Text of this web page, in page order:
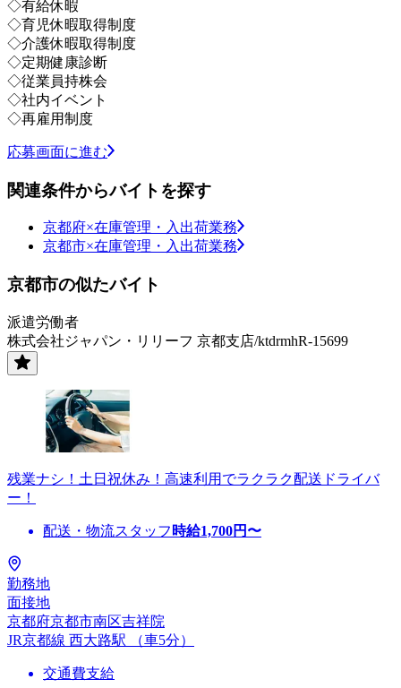
◇有給休暇
◇育児休暇取得制度
◇介護休暇取得制度
◇定期健康診断
◇従業員持株会
◇社内イベント
◇再雇用制度
応募画面に進む
関連条件からバイトを探す
京都府×在庫管理・入出荷業務
京都市×在庫管理・入出荷業務
京都市の似たバイト
派遣労働者
株式会社ジャパン・リリーフ 京都支店/ktdrmhR-15699
残業ナシ！土日祝休み！高速利用でラクラク配送ドライバ
ー！
配送・物流スタッフ 時給1,700円〜
勤務地
面接地
京都府京都市南区吉祥院
JR京都線 西大路駅 （車5分）
交通費支給